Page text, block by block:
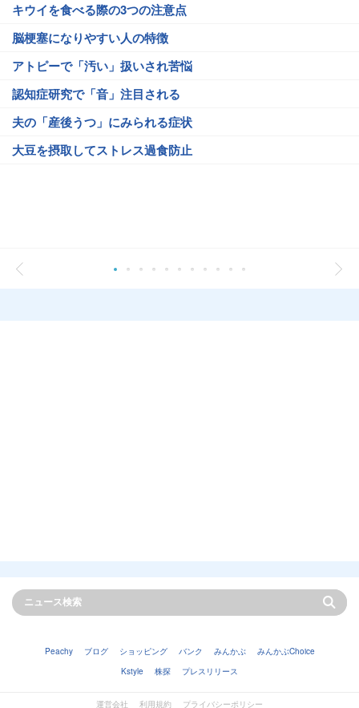
キウイを食べる際の3つの注意点
脳梗塞になりやすい人の特徴
アトピーで「汚い」扱いされ苦悩
認知症研究で「音」注目される
夫の「産後うつ」にみられる症状
大豆を摂取してストレス過食防止
Peachy ブログ ショッピング バンク みんかぶ
みんかぶChoice
Kstyle
株探 プレスリリース
運営会社 利用規約 プライバシーポリシー